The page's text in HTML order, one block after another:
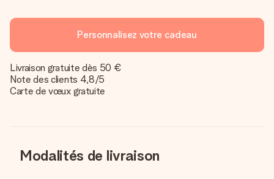
Personnalisez votre cadeau
Livraison gratuite dès 50 €
Note des clients 4,8/5
Carte de vœux gratuite
Modalités de livraison